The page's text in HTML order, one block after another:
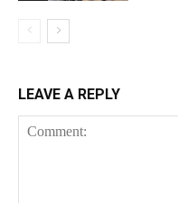
LEAVE A REPLY